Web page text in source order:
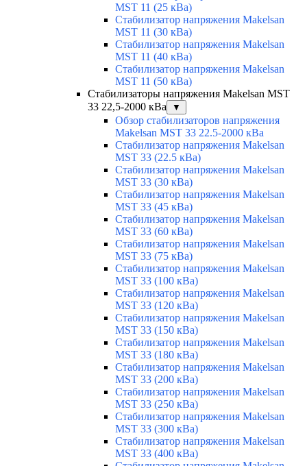
MST 11 (25 кВа)
Стабилизатор напряжения Makelsan
MST 11 (30 кВа)
Стабилизатор напряжения Makelsan
MST 11 (40 кВа)
Стабилизатор напряжения Makelsan
MST 11 (50 кВа)
Стабилизаторы напряжения Makelsan MST
33 22,5-2000 кВа
▼
Обзор стабилизаторов напряжения
Makelsan MST 33 22.5-2000 кВа
Стабилизатор напряжения Makelsan
MST 33 (22.5 кВа)
Стабилизатор напряжения Makelsan
MST 33 (30 кВа)
Стабилизатор напряжения Makelsan
MST 33 (45 кВа)
Стабилизатор напряжения Makelsan
MST 33 (60 кВа)
Стабилизатор напряжения Makelsan
MST 33 (75 кВа)
Стабилизатор напряжения Makelsan
MST 33 (100 кВа)
Стабилизатор напряжения Makelsan
MST 33 (120 кВа)
Стабилизатор напряжения Makelsan
MST 33 (150 кВа)
Стабилизатор напряжения Makelsan
MST 33 (180 кВа)
Стабилизатор напряжения Makelsan
MST 33 (200 кВа)
Стабилизатор напряжения Makelsan
MST 33 (250 кВа)
Стабилизатор напряжения Makelsan
MST 33 (300 кВа)
Стабилизатор напряжения Makelsan
MST 33 (400 кВа)